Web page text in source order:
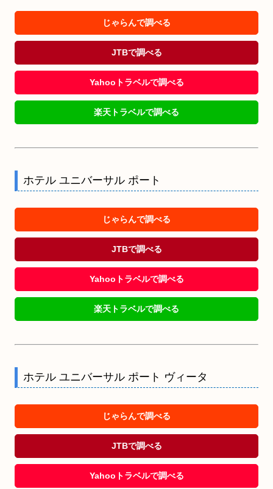
じゃらんで調べる
JTBで調べる
Yahooトラベルで調べる
楽天トラベルで調べる
ホテル ユニバーサル ポート
じゃらんで調べる
JTBで調べる
Yahooトラベルで調べる
楽天トラベルで調べる
ホテル ユニバーサル ポート ヴィータ
じゃらんで調べる
JTBで調べる
Yahooトラベルで調べる